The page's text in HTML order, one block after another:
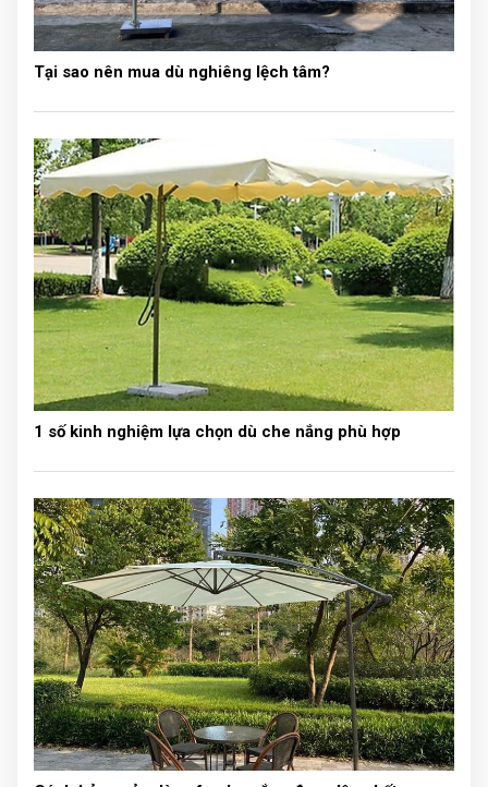
Sợi lưới inox bọc nhựa
tầng. Đây là thiết bị sẽ cản lại các vật hoặc là vật cản
không cho em bé bị rơi xuống trong trường hợp không
may. Để đảm bảo an toàn tuyệt đối, những dây lưới này
được làm bởi các sợi dây cáp inox được bọc nhựa
chắc chắn, với phần cách nhau khi thi công mỗi sợi là
5cm và độ giãn giữa các sợi là 10cm, bạn có thể tin
tưởng yên tâm để con trẻ thoải mái chơi đùa ở phần
hiên lộ thiên cao tầng. Trước khi phân phối ra thị
trường, những sợi dây cáp này đã được kiểm chứng kỹ
càng để đảm bảo tuyệt đối an toàn suốt quá trình sử
dụng.
Tại sao nên mua dù nghiêng lệch tâm?
1 số kinh nghiệm lựa chọn dù che nắng phù hợp